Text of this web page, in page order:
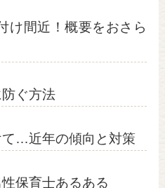
け間近！概要をおさら
ぐ方法
…近年の傾向と対策
保育士あるある